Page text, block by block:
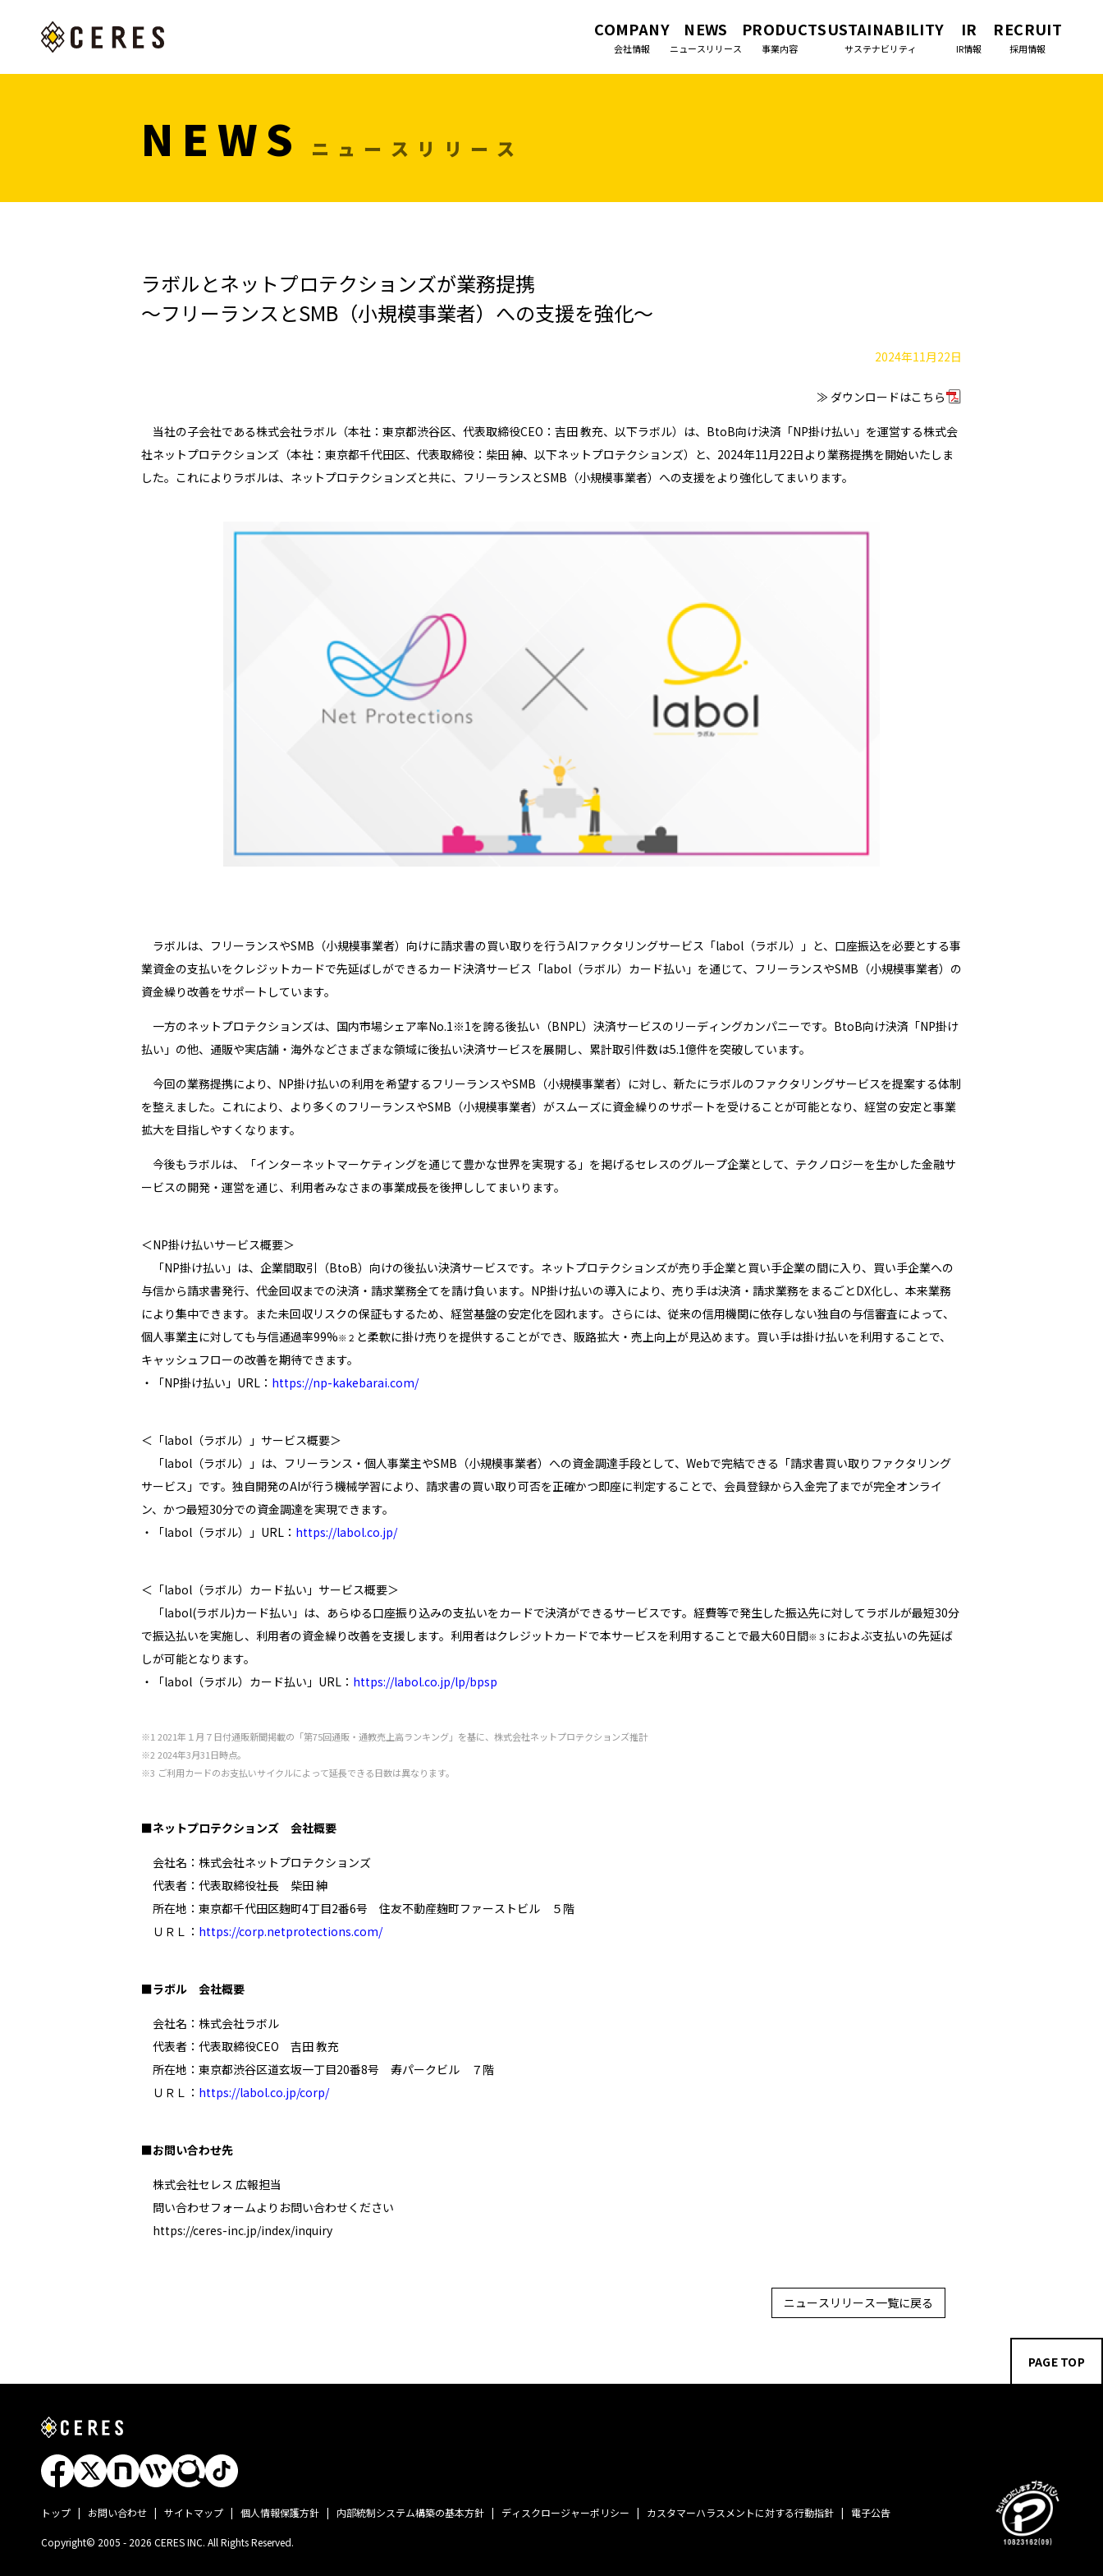
COMPANY
会社情報
NEWS
ニュースリリース
PRODUCT
事業内容
SUSTAINABILITY
サステナビリティ
IR
IR情報
RECRUIT
採用情報
NEWS ニュースリリース
ラボルとネットプロテクションズが業務提携
～フリーランスとSMB（小規模事業者）への支援を強化～
2024年11月22日
≫ ダウンロードはこちら
当社の子会社である株式会社ラボル（本社：東京都渋谷区、代表取締役CEO：吉田 教充、以下ラボル）は、BtoB向け決済「NP掛け払い」を運営する株式会
社ネットプロテクションズ（本社：東京都千代田区、代表取締役：柴田 紳、以下ネットプロテクションズ）と、2024年11月22日より業務提携を開始いたしま
した。これによりラボルは、ネットプロテクションズと共に、フリーランスとSMB（小規模事業者）への支援をより強化してまいります。
ラボルは、フリーランスやSMB（小規模事業者）向けに請求書の買い取りを行うAIファクタリングサービス「labol（ラボル）」と、口座振込を必要とする事
業資金の支払いをクレジットカードで先延ばしができるカード決済サービス「labol（ラボル）カード払い」を通じて、フリーランスやSMB（小規模事業者）の
資金繰り改善をサポートしています。
一方のネットプロテクションズは、国内市場シェア率No.1※1を誇る後払い（BNPL）決済サービスのリーディングカンパニーです。BtoB向け決済「NP掛け
払い」の他、通販や実店舗・海外などさまざまな領域に後払い決済サービスを展開し、累計取引件数は5.1億件を突破しています。
今回の業務提携により、NP掛け払いの利用を希望するフリーランスやSMB（小規模事業者）に対し、新たにラボルのファクタリングサービスを提案する体制
を整えました。これにより、より多くのフリーランスやSMB（小規模事業者）がスムーズに資金繰りのサポートを受けることが可能となり、経営の安定と事業
拡大を目指しやすくなります。
今後もラボルは、「インターネットマーケティングを通じて豊かな世界を実現する」を掲げるセレスのグループ企業として、テクノロジーを生かした金融サ
ービスの開発・運営を通じ、利用者みなさまの事業成長を後押ししてまいります。
＜NP掛け払いサービス概要＞
「NP掛け払い」は、企業間取引（BtoB）向けの後払い決済サービスです。ネットプロテクションズが売り手企業と買い手企業の間に入り、買い手企業への
与信から請求書発行、代金回収までの決済・請求業務全てを請け負います。NP掛け払いの導入により、売り手は決済・請求業務をまるごとDX化し、本来業務
により集中できます。また未回収リスクの保証もするため、経営基盤の安定化を図れます。さらには、従来の信用機関に依存しない独自の与信審査によって、
個人事業主に対しても与信通過率99%※２ と柔軟に掛け売りを提供することができ、販路拡大・売上向上が見込めます。買い手は掛け払いを利用することで、
キャッシュフローの改善を期待できます。
・「NP掛け払い」URL： https://np-kakebarai.com/
＜「labol（ラボル）」サービス概要＞
「labol（ラボル）」は、フリーランス・個人事業主やSMB（小規模事業者）への資金調達手段として、Webで完結できる「請求書買い取りファクタリング
サービス」です。独自開発のAIが行う機械学習により、請求書の買い取り可否を正確かつ即座に判定することで、会員登録から入金完了までが完全オンライ
ン、かつ最短30分での資金調達を実現できます。
・「labol（ラボル）」URL： https://labol.co.jp/
＜「labol（ラボル）カード払い」サービス概要＞
「labol(ラボル)カード払い」は、あらゆる口座振り込みの支払いをカードで決済ができるサービスです。経費等で発生した振込先に対してラボルが最短30分
で振込払いを実施し、利用者の資金繰り改善を支援します。利用者はクレジットカードで本サービスを利用することで最大60日間※３ におよぶ支払いの先延ば
しが可能となります。
・「labol（ラボル）カード払い」URL： https://labol.co.jp/lp/bpsp
※1 2021年１月７日付通販新聞掲載の「第75回通販・通教売上高ランキング」を基に、株式会社ネットプロテクションズ推計
※2 2024年3月31日時点。
※3 ご利用カードのお支払いサイクルによって延長できる日数は異なります。
■ネットプロテクションズ 会社概要
会社名：株式会社ネットプロテクションズ
代表者：代表取締役社長 柴田 紳
所在地：東京都千代田区麹町4丁目2番6号 住友不動産麹町ファーストビル ５階
ＵＲＬ： https://corp.netprotections.com/
■ラボル 会社概要
会社名：株式会社ラボル
代表者：代表取締役CEO 吉田 教充
所在地：東京都渋谷区道玄坂一丁目20番8号 寿パークビル ７階
ＵＲＬ： https://labol.co.jp/corp/
■お問い合わせ先
株式会社セレス 広報担当
問い合わせフォームよりお問い合わせください
https://ceres-inc.jp/index/inquiry
ニュースリリース一覧に戻る
PAGE TOP
トップ お問い合わせ サイトマップ 個人情報保護方針 内部統制システム構築の基本方針 ディスクロージャーポリシー カスタマーハラスメントに対する行動指針 電子公告
Copyright© 2005 - 2026 CERES INC. All Rights Reserved.